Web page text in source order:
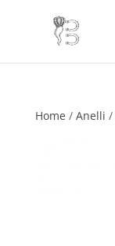
Home / Anelli /